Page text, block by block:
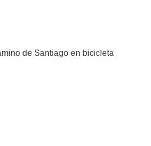
de Santiago en bicicleta